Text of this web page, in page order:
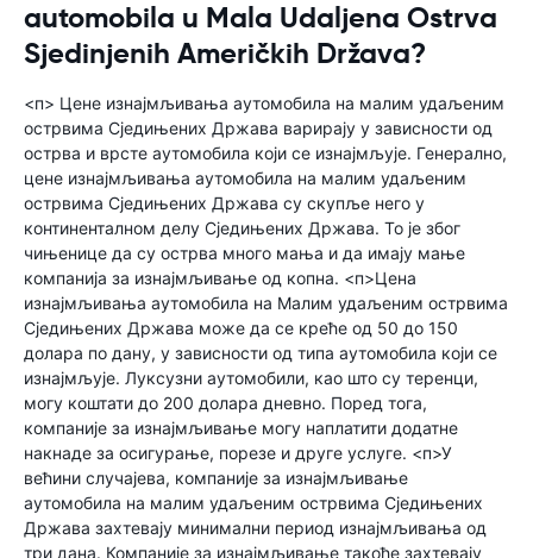
automobila u Mala Udaljena Ostrva
Sjedinjenih Američkih Država?
<п> Цене изнајмљивања аутомобила на малим удаљеним
острвима Сједињених Држава варирају у зависности од
острва и врсте аутомобила који се изнајмљује. Генерално,
цене изнајмљивања аутомобила на малим удаљеним
острвима Сједињених Држава су скупље него у
континенталном делу Сједињених Држава. То је због
чињенице да су острва много мања и да имају мање
компанија за изнајмљивање од копна. <п>Цена
изнајмљивања аутомобила на Малим удаљеним острвима
Сједињених Држава може да се креће од 50 до 150
долара по дану, у зависности од типа аутомобила који се
изнајмљује. Луксузни аутомобили, као што су теренци,
могу коштати до 200 долара дневно. Поред тога,
компаније за изнајмљивање могу наплатити додатне
накнаде за осигурање, порезе и друге услуге. <п>У
већини случајева, компаније за изнајмљивање
аутомобила на малим удаљеним острвима Сједињених
Држава захтевају минимални период изнајмљивања од
три дана. Компаније за изнајмљивање такође захтевају